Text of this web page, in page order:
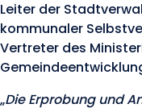
Leiter der
kommunaler
Vertreter des
„Die Erprobung und